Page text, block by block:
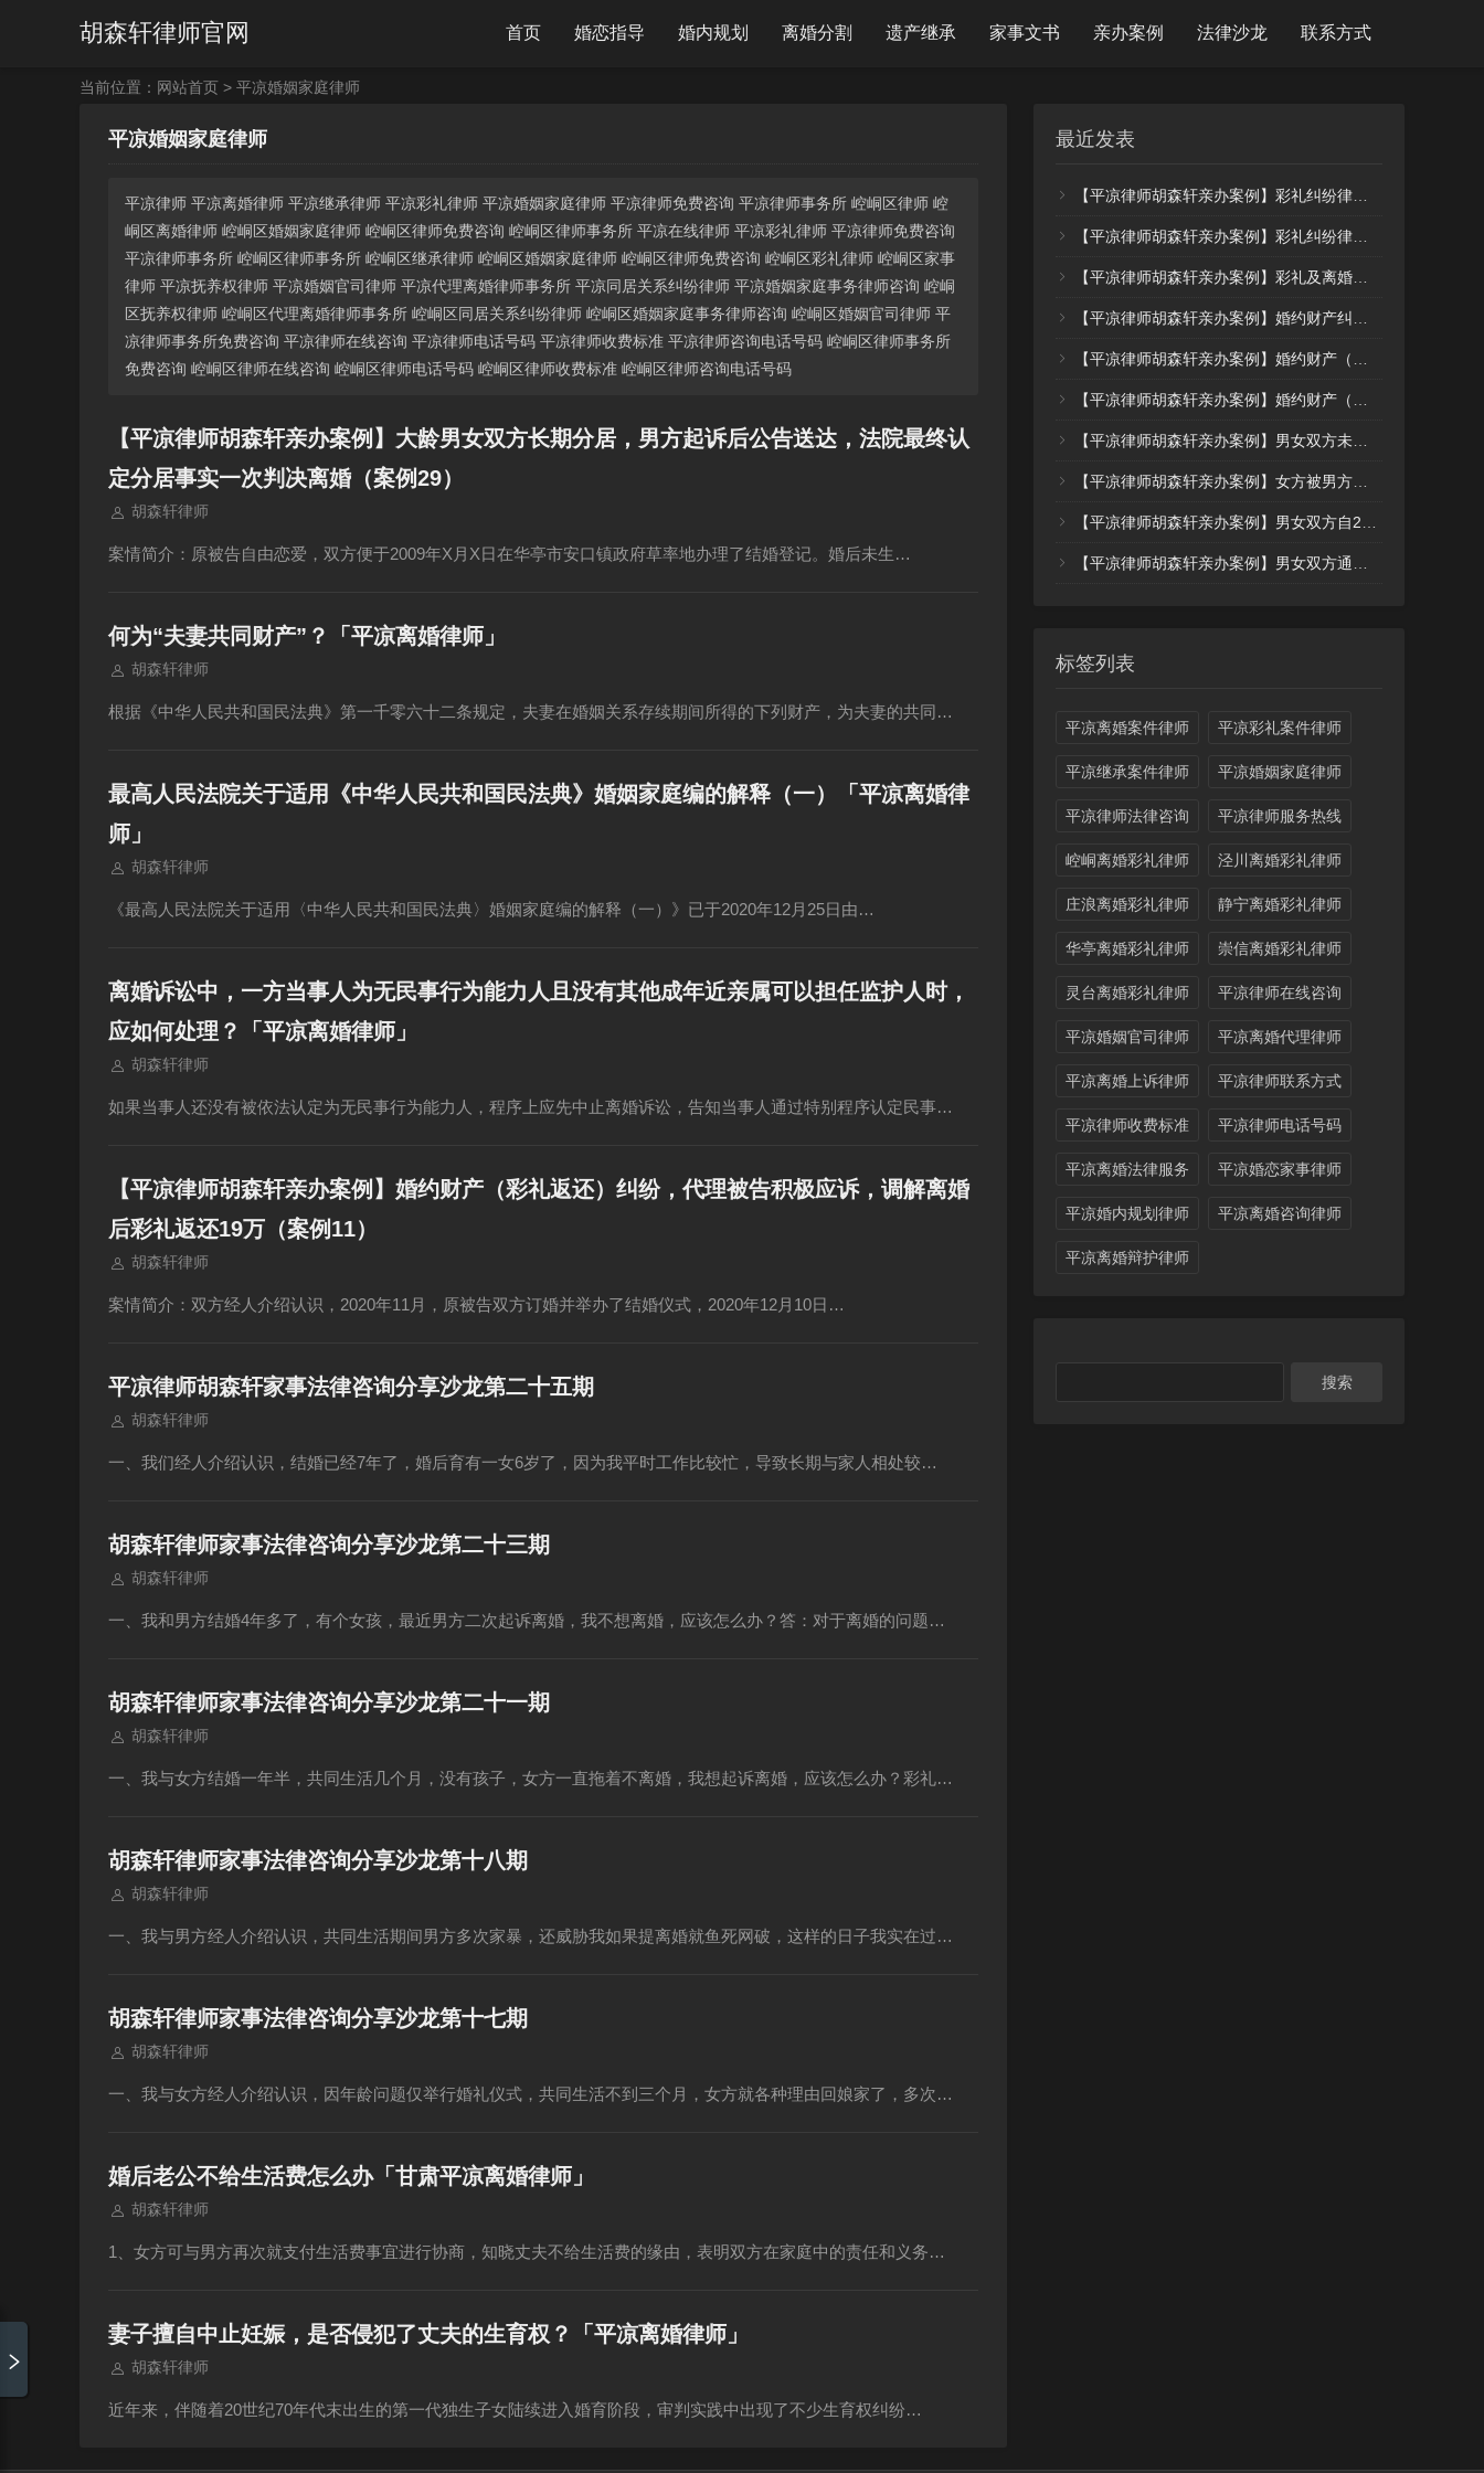
胡森轩律师官网 首页 婚恋指导 婚内规划 离婚分割 遗产继承 家事文书 亲办案例 法律沙龙 联系方式
当前位置： 网站首页 > 平凉婚姻家庭律师
平凉婚姻家庭律师
平凉律师 平凉离婚律师 平凉继承律师 平凉彩礼律师 平凉婚姻家庭律师 平凉律师免费咨询 平凉律师事务所 崆峒区律师 崆
峒区离婚律师 崆峒区婚姻家庭律师 崆峒区律师免费咨询 崆峒区律师事务所 平凉在线律师 平凉彩礼律师 平凉律师免费咨询
平凉律师事务所 崆峒区律师事务所 崆峒区继承律师 崆峒区婚姻家庭律师 崆峒区律师免费咨询 崆峒区彩礼律师 崆峒区家事
律师 平凉抚养权律师 平凉婚姻官司律师 平凉代理离婚律师事务所 平凉同居关系纠纷律师 平凉婚姻家庭事务律师咨询 崆峒
区抚养权律师 崆峒区代理离婚律师事务所 崆峒区同居关系纠纷律师 崆峒区婚姻家庭事务律师咨询 崆峒区婚姻官司律师 平
凉律师事务所免费咨询 平凉律师在线咨询 平凉律师电话号码 平凉律师收费标准 平凉律师咨询电话号码 崆峒区律师事务所
免费咨询 崆峒区律师在线咨询 崆峒区律师电话号码 崆峒区律师收费标准 崆峒区律师咨询电话号码
【平凉律师胡森轩亲办案例】大龄男女双方长期分居，男方起诉后公告送达，法院最终认
定分居事实一次判决离婚（案例29）
胡森轩律师
案情简介：原被告自由恋爱，双方便于2009年X月X日在华亭市安口镇政府草率地办理了结婚登记。婚后未生…
何为“夫妻共同财产”？「平凉离婚律师」
胡森轩律师
根据《中华人民共和国民法典》第一千零六十二条规定，夫妻在婚姻关系存续期间所得的下列财产，为夫妻的共同…
最高人民法院关于适用《中华人民共和国民法典》婚姻家庭编的解释（一）「平凉离婚律
师」
胡森轩律师
《最高人民法院关于适用〈中华人民共和国民法典〉婚姻家庭编的解释（一）》已于2020年12月25日由…
离婚诉讼中，一方当事人为无民事行为能力人且没有其他成年近亲属可以担任监护人时，
应如何处理？「平凉离婚律师」
胡森轩律师
如果当事人还没有被依法认定为无民事行为能力人，程序上应先中止离婚诉讼，告知当事人通过特别程序认定民事…
【平凉律师胡森轩亲办案例】婚约财产（彩礼返还）纠纷，代理被告积极应诉，调解离婚
后彩礼返还19万（案例11）
胡森轩律师
案情简介：双方经人介绍认识，2020年11月，原被告双方订婚并举办了结婚仪式，2020年12月10日…
平凉律师胡森轩家事法律咨询分享沙龙第二十五期
胡森轩律师
一、我们经人介绍认识，结婚已经7年了，婚后育有一女6岁了，因为我平时工作比较忙，导致长期与家人相处较…
胡森轩律师家事法律咨询分享沙龙第二十三期
胡森轩律师
一、我和男方结婚4年多了，有个女孩，最近男方二次起诉离婚，我不想离婚，应该怎么办？答：对于离婚的问题…
胡森轩律师家事法律咨询分享沙龙第二十一期
胡森轩律师
一、我与女方结婚一年半，共同生活几个月，没有孩子，女方一直拖着不离婚，我想起诉离婚，应该怎么办？彩礼…
胡森轩律师家事法律咨询分享沙龙第十八期
胡森轩律师
一、我与男方经人介绍认识，共同生活期间男方多次家暴，还威胁我如果提离婚就鱼死网破，这样的日子我实在过…
胡森轩律师家事法律咨询分享沙龙第十七期
胡森轩律师
一、我与女方经人介绍认识，因年龄问题仅举行婚礼仪式，共同生活不到三个月，女方就各种理由回娘家了，多次…
婚后老公不给生活费怎么办「甘肃平凉离婚律师」
胡森轩律师
1、女方可与男方再次就支付生活费事宜进行协商，知晓丈夫不给生活费的缘由，表明双方在家庭中的责任和义务…
妻子擅自中止妊娠，是否侵犯了丈夫的生育权？「平凉离婚律师」
胡森轩律师
近年来，伴随着20世纪70年代末出生的第一代独生子女陆续进入婚育阶段，审判实践中出现了不少生育权纠纷…
最近发表
【平凉律师胡森轩亲办案例】彩礼纠纷律师代理三被告积极应诉，法院判决彩礼少退还，驳回其他全部诉求（案例18）
【平凉律师胡森轩亲办案例】彩礼纠纷律师及时介入，居中多次调解，被告当场履行部分，下剩部分尽快全额支付（案例17）
【平凉律师胡森轩亲办案例】彩礼及离婚案件律师及时介入，调解免去全部抚养费、彩礼部分少退还13万（案例16）
【平凉律师胡森轩亲办案例】婚约财产纠纷（彩礼）及时诉讼止损，大额彩礼返还28.5万元，依法维护了当事人的合法权益（案例15）
【平凉律师胡森轩亲办案例】婚约财产（彩礼返还）纠纷，代理被告后积极应诉，彩礼少退近6万元（案例14）
【平凉律师胡森轩亲办案例】婚约财产（彩礼返还）纠纷，代理二审积极应诉，彩礼调解只返还9万元（案例13）
【平凉律师胡森轩亲办案例】男女双方未婚同居，期间产生债务纠纷，男方起诉后多次调解，最终仅退还不到20% （案例12）
【平凉律师胡森轩亲办案例】女方被男方带回家生小孩后，以自己有女朋友为由赶走，近期起诉要求支付高额抚养费，律师代理后判决的抚养费用大大降低支付标准（案例11）
【平凉律师胡森轩亲办案例】男女双方自2023年开始长期分居，代理女方起诉后积极收集证据，法院最终认定分居事实一次判决离婚，三个孩子均由女方抚养，大额债务男方负担（案例36）
【平凉律师胡森轩亲办案例】男女双方通过游戏认识后领证，婚后多次离婚无果，代理女方起诉后实现四天快速调解离婚（案例35）
标签列表
平凉离婚案件律师 平凉彩礼案件律师
平凉继承案件律师 平凉婚姻家庭律师
平凉律师法律咨询 平凉律师服务热线
崆峒离婚彩礼律师 泾川离婚彩礼律师
庄浪离婚彩礼律师 静宁离婚彩礼律师
华亭离婚彩礼律师 崇信离婚彩礼律师
灵台离婚彩礼律师 平凉律师在线咨询
平凉婚姻官司律师 平凉离婚代理律师
平凉离婚上诉律师 平凉律师联系方式
平凉律师收费标准 平凉律师电话号码
平凉离婚法律服务 平凉婚恋家事律师
平凉婚内规划律师 平凉离婚咨询律师
平凉离婚辩护律师